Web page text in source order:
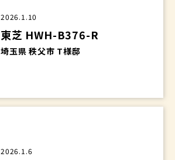
2026.1.10
東芝 HWH-B376-R
埼玉県 秩父市 T様邸
2026.1.6